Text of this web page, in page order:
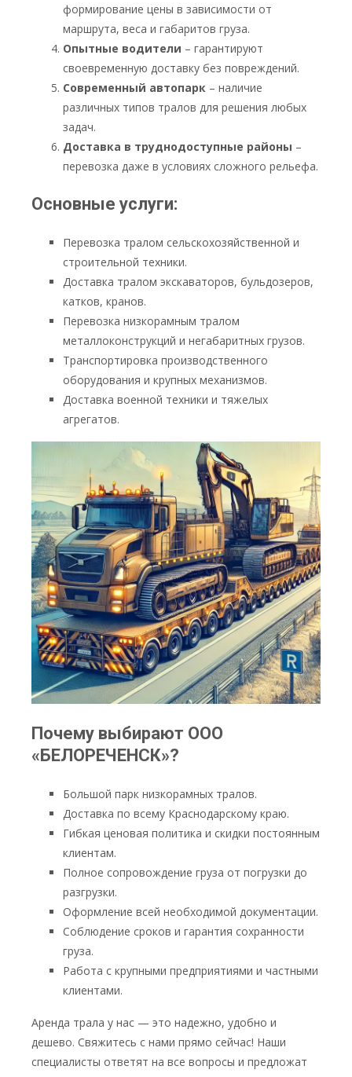
формирование цены в зависимости от
маршрута, веса и габаритов груза.
Опытные водители – гарантируют
своевременную доставку без повреждений.
Современный автопарк – наличие
различных типов тралов для решения любых
задач.
Доставка в труднодоступные районы –
перевозка даже в условиях сложного рельефа.
Основные услуги:
Перевозка тралом сельскохозяйственной и
строительной техники.
Доставка тралом экскаваторов, бульдозеров,
катков, кранов.
Перевозка низкорамным тралом
металлоконструкций и негабаритных грузов.
Транспортировка производственного
оборудования и крупных механизмов.
Доставка военной техники и тяжелых
агрегатов.
Почему выбирают ООО
«БЕЛОРЕЧЕНСК»?
Большой парк низкорамных тралов.
Доставка по всему Краснодарскому краю.
Гибкая ценовая политика и скидки постоянным
клиентам.
Полное сопровождение груза от погрузки до
разгрузки.
Оформление всей необходимой документации.
Соблюдение сроков и гарантия сохранности
груза.
Работа с крупными предприятиями и частными
клиентами.
Аренда трала у нас — это надежно, удобно и
дешево. Свяжитесь с нами прямо сейчас! Наши
специалисты ответят на все вопросы и предложат